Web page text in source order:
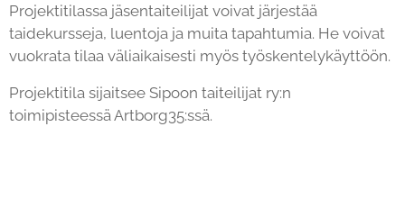
Projektitilassa jäsentaiteilijat voivat järjestää
taidekursseja, luentoja ja muita tapahtumia. He voivat
vuokrata tilaa väliaikaisesti myös työskentelykäyttöön.
Projektitila sijaitsee Sipoon taiteilijat ry:n
toimipisteessä Artborg35:ssä.